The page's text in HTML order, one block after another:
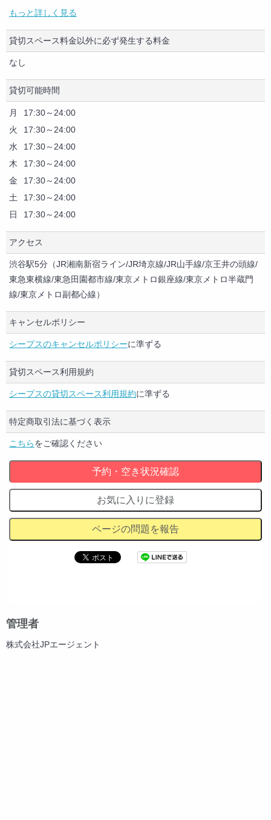
エレベーター
冷房
暖房
敷地内無料駐車場
ゲーム（カード・ボード・テレビゲーム等）
※お飲み物やお食事は別途ご相談承ります
もっと詳しく見る
貸切スペース料金以外に必ず発生する料金
なし
貸切可能時間
月
17:30～24:00
火
17:30～24:00
水
17:30～24:00
木
17:30～24:00
金
17:30～24:00
土
17:30～24:00
日
17:30～24:00
アクセス
渋谷駅5分（JR湘南新宿ライン/JR埼京線/JR山手線/京王井の頭線/
東急東横線/東急田園都市線/東京メトロ銀座線/東京メトロ半蔵門
線/東京メトロ副都心線）
キャンセルポリシー
シープスのキャンセルポリシーに準ずる
貸切スペース利用規約
シープスの貸切スペース利用規約に準ずる
特定商取引法に基づく表示
こちらをご確認ください
予約・空き状況確認
お気に入りに登録
ページの問題を報告
管理者
株式会社JPエージェント